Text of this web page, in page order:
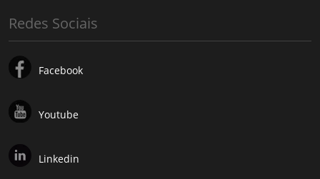
Redes Sociais
Facebook
Youtube
Linkedin